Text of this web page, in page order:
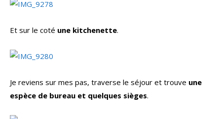
Et sur le coté une kitchenette.
Je reviens sur mes pas, traverse le séjour et trouve une
espèce de bureau et quelques sièges.